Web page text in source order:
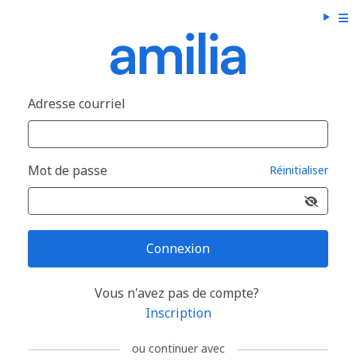
Adresse courriel
Mot de passe Réinitialiser
Connexion
Vous n'avez pas de compte?
Inscription
ou continuer avec